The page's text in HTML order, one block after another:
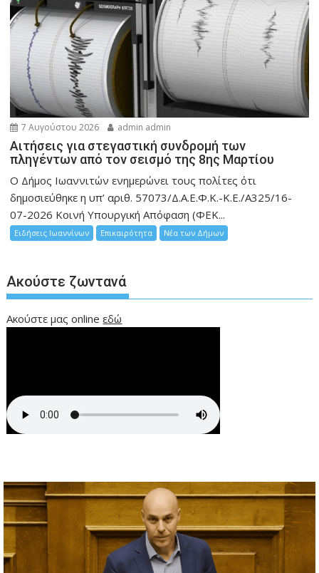
7 Αυγούστου 2026 admin admin
Αιτήσεις για στεγαστική συνδρομή των
πληγέντων από τον σεισμό της 8ης Μαρτίου
Ο Δήμος Ιωαννιτών ενημερώνει τους πολίτες ότι
δημοσιεύθηκε η υπ’ αριθ. 57073/Δ.Α.Ε.Φ.Κ.-Κ.Ε./Α325/16-
07-2026 Κοινή Υπουργική Απόφαση (ΦΕΚ...
Ειδήσεις Ιωαννίνων Επικαιρότητα Νέα των Δήμων
Ακούστε ζωντανά
Ακούστε μας onlineεδώ